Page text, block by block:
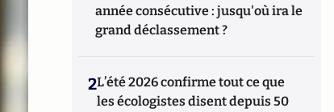
année consécutive : jusqu'où ira le
grand déclassement ?
2L’été 2026 confirme tout ce que
les écologistes disent depuis 50